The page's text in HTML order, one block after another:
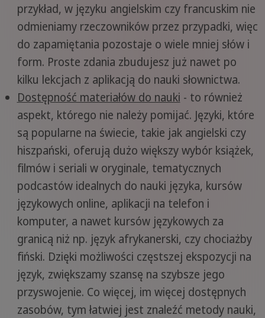
przykład, w języku angielskim czy francuskim nie
odmieniamy rzeczowników przez przypadki, więc
do zapamiętania pozostaje o wiele mniej słów i
form. Proste zdania zbudujesz już nawet po
kilku lekcjach z aplikacją do nauki słownictwa.
Dostępność materiałów do nauki - to również
aspekt, którego nie należy pomijać. Języki, które
są popularne na świecie, takie jak angielski czy
hiszpański, oferują dużo większy wybór książek,
filmów i seriali w oryginale, tematycznych
podcastów idealnych do nauki języka, kursów
językowych online, aplikacji na telefon i
komputer, a nawet kursów językowych za
granicą niż np. język afrykanerski, czy chociażby
fiński. Dzięki możliwości częstszej ekspozycji na
język, zwiększamy szansę na szybsze jego
przyswojenie. Co więcej, im więcej dostępnych
zasobów, tym łatwiej jest znaleźć metody nauki,